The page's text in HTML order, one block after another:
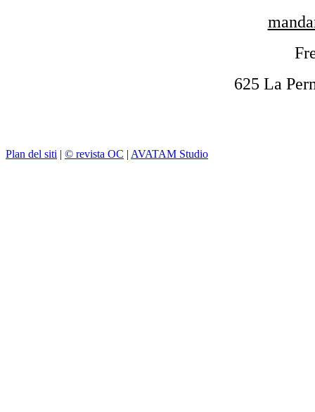
625 La
Plan del siti | © revista OC | AVATAM Studio